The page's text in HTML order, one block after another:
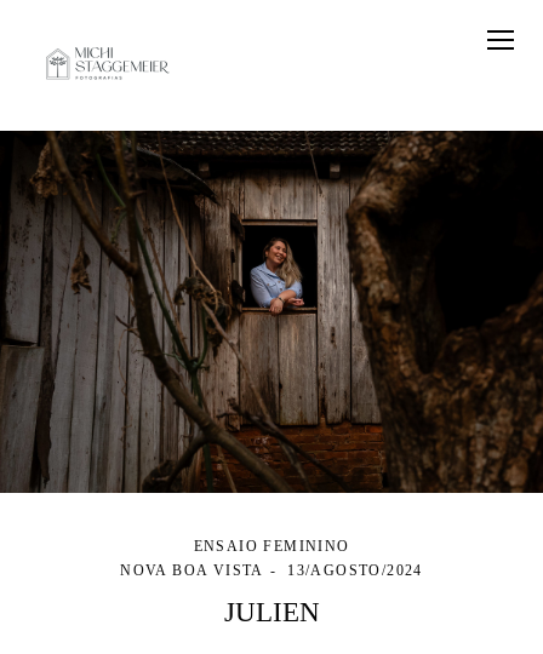
ENSAIO FEMININO
NOVA BOA VISTA
13/AGOSTO/2024
JULIEN